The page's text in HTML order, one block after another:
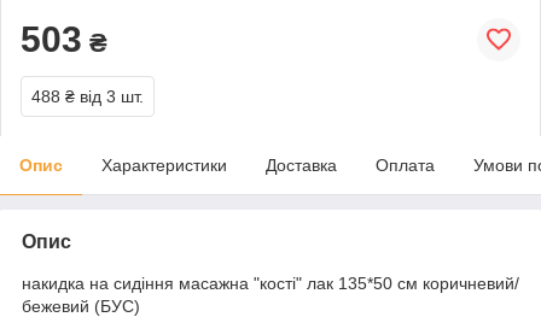
503 ₴
488 ₴ від 3 шт.
Опис Характеристики Доставка Оплата Умови
Опис
накидка на сидіння масажна "кості" лак 135*50 см коричневий/
бежевий (БУС)